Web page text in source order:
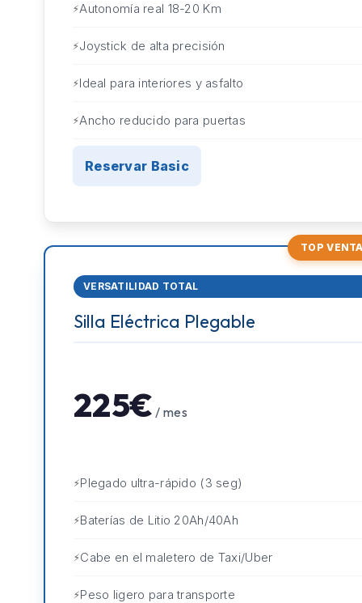
Autonomía real 18-20 Km
Joystick de alta precisión
Ideal para interiores y asfalto
Ancho reducido para puertas
Reservar Basic
TOP
VERSATILIDAD TOTAL
Silla Eléctrica Plegable
225€ / mes
Plegado ultra-rápido (3 seg)
Baterías de Litio 20Ah/40Ah
Cabe en el maletero de Taxi/Uber
Peso ligero para transporte